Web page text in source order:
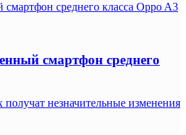
среднего класса Oppo A3
смартфон среднего
незначительные изменения